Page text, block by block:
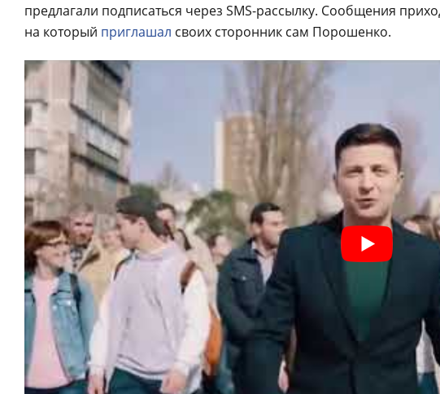
предлагали подписаться через SMS-рассылку. Сообщения
на который приглашал своих сторонник сам Порошенко.